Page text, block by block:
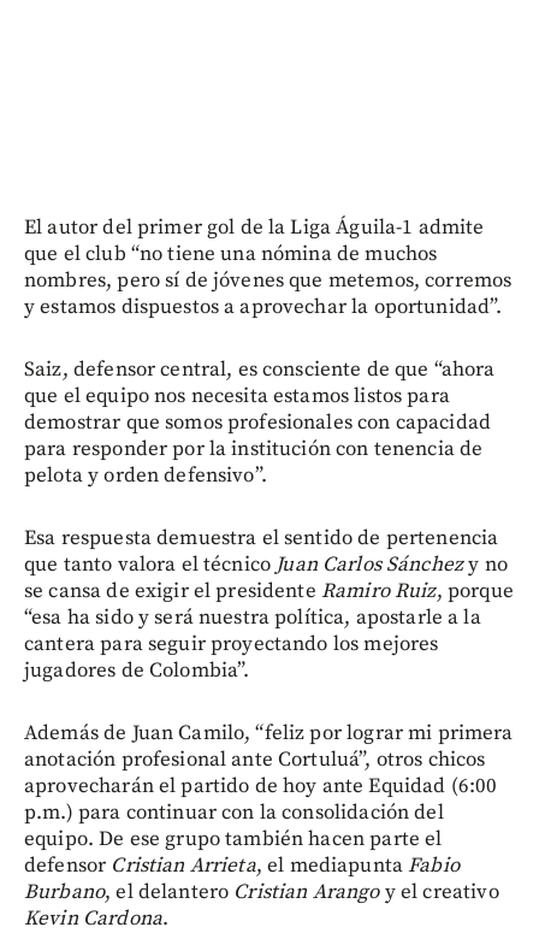
El autor del primer gol de la Liga Águila-1 admite
que el club “no tiene una nómina de muchos
nombres, pero sí de jóvenes que metemos, corremos
y estamos dispuestos a aprovechar la oportunidad”.
Saiz, defensor central, es consciente de que “ahora
que el equipo nos necesita estamos listos para
demostrar que somos profesionales con capacidad
para responder por la institución con tenencia de
pelota y orden defensivo”.
Esa respuesta demuestra el sentido de pertenencia
que tanto valora el técnico Juan Carlos Sánchezy no
se cansa de exigir el presidente Ramiro Ruiz, porque
“esa ha sido y será nuestra política, apostarle a la
cantera para seguir proyectando los mejores
jugadores de Colombia”.
Además de Juan Camilo, “feliz por lograr mi primera
anotación profesional ante Cortuluá”, otros chicos
aprovecharán el partido de hoy ante Equidad (6:00
p.m.) para continuar con la consolidación del
equipo. De ese grupo también hacen parte el
defensor Cristian Arrieta, el mediapuntaFabio
Burbano, el delantero Cristian Arangoy el creativo
Kevin Cardona.